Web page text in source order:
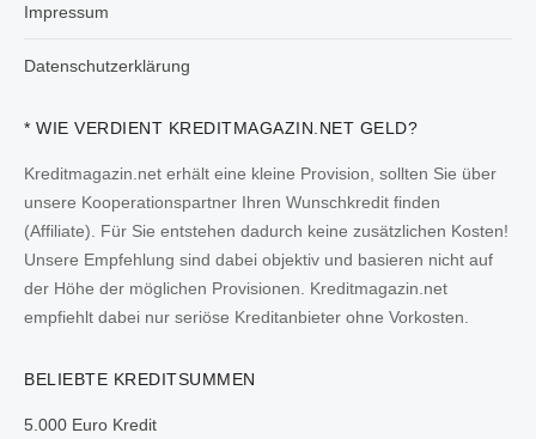
Impressum
Datenschutzerklärung
* WIE VERDIENT KREDITMAGAZIN.NET GELD?
Kreditmagazin.net erhält eine kleine Provision, sollten Sie über
unsere Kooperationspartner Ihren Wunschkredit finden
(Affiliate). Für Sie entstehen dadurch keine zusätzlichen Kosten!
Unsere Empfehlung sind dabei objektiv und basieren nicht auf
der Höhe der möglichen Provisionen. Kreditmagazin.net
empfiehlt dabei nur seriöse Kreditanbieter ohne Vorkosten.
BELIEBTE KREDITSUMMEN
5.000 Euro Kredit